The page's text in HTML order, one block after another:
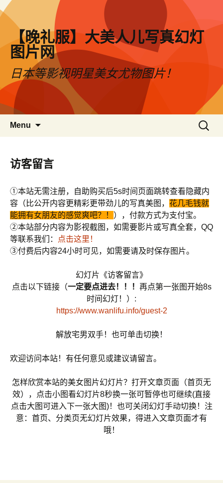
【晚礼服】大美人儿写真幻灯
图片网
日本等影视明星美女尤物图片！
Menu
搜
索：
访客留言
①本站无需注册，自助购买后5s时间页面跳转查看隐藏内
容（比公开内容更精彩更带劲儿的写真美图， 花几毛钱就
能拥有女朋友的感觉爽吧？！ ），付款方式为支付宝。
②本站部分内容为影视截图，如需要影片或写真全套，QQ
等联系我们：
点击这里！
③付费后内容24小时可见，如需要请及时保存图片。
幻灯片《访客留言》
点击以下链接（一定要点进去！！！ 再点第一张图开始8s
时间幻灯！）:
https://www.wanlifu.info/guest-2
解放宅男双手！也可单击切换！
欢迎访问本站！有任何意见或建议请留言。
怎样欣赏本站的美女图片幻灯片？打开文章页面（首页无
效），点击小图看幻灯片8秒换一张可暂停也可继续(直接
点击大图可进入下一张大图)！也可关闭幻灯手动切换！注
意：首页、分类页无幻灯片效果，得进入文章页面才有
哦！